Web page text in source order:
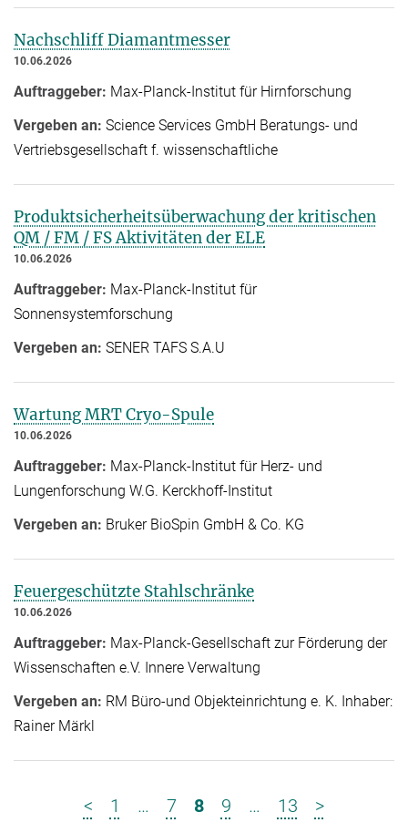
Nachschliff Diamantmesser
10.06.2026
Auftraggeber: Max-Planck-Institut für Hirnforschung
Vergeben an: Science Services GmbH Beratungs- und
Vertriebsgesellschaft f. wissenschaftliche
Produktsicherheitsüberwachung der kritischen
QM / FM / FS Aktivitäten der ELE
10.06.2026
Auftraggeber: Max-Planck-Institut für
Sonnensystemforschung
Vergeben an: SENER TAFS S.A.U
Wartung MRT Cryo-Spule
10.06.2026
Auftraggeber: Max-Planck-Institut für Herz- und
Lungenforschung W.G. Kerckhoff-Institut
Vergeben an: Bruker BioSpin GmbH & Co. KG
Feuergeschützte Stahlschränke
10.06.2026
Auftraggeber: Max-Planck-Gesellschaft zur Förderung der
Wissenschaften e.V. Innere Verwaltung
Vergeben an: RM Büro-und Objekteinrichtung e. K. Inhaber:
Rainer Märkl
< 1 … 7 8 9 … 13 >